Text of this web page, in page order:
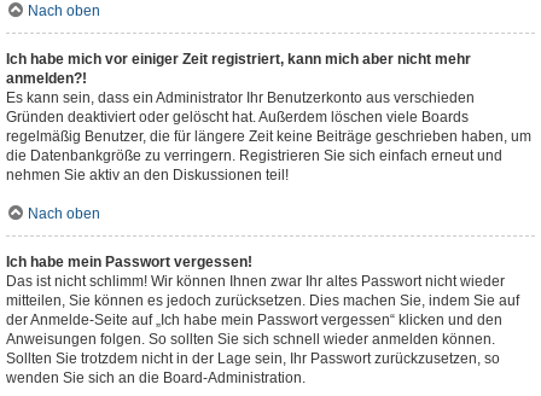
Nach oben
Ich habe mich vor einiger Zeit registriert, kann mich aber nicht mehr
anmelden?!
Es kann sein, dass ein Administrator Ihr Benutzerkonto aus verschieden
Gründen deaktiviert oder gelöscht hat. Außerdem löschen viele Boards
regelmäßig Benutzer, die für längere Zeit keine Beiträge geschrieben haben, um
die Datenbankgröße zu verringern. Registrieren Sie sich einfach erneut und
nehmen Sie aktiv an den Diskussionen teil!
Nach oben
Ich habe mein Passwort vergessen!
Das ist nicht schlimm! Wir können Ihnen zwar Ihr altes Passwort nicht wieder
mitteilen, Sie können es jedoch zurücksetzen. Dies machen Sie, indem Sie auf
der Anmelde-Seite auf „Ich habe mein Passwort vergessen“ klicken und den
Anweisungen folgen. So sollten Sie sich schnell wieder anmelden können.
Sollten Sie trotzdem nicht in der Lage sein, Ihr Passwort zurückzusetzen, so
wenden Sie sich an die Board-Administration.